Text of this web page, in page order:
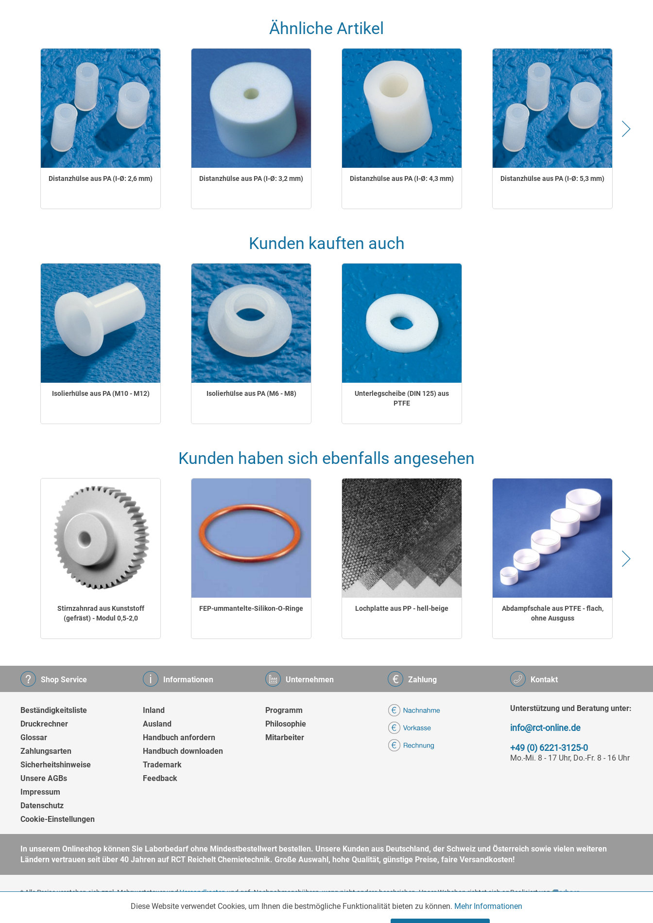
Ähnliche Artikel
Distanzhülse aus PA (I-Ø: 2,6 mm) Distanzhülse aus PA (I-Ø: 3,2 mm) Distanzhülse aus PA (I-Ø: 4,3 mm) Distanzhülse aus PA (I-Ø: 5,3 mm)
Kunden kauften auch
Isolierhülse aus PA (M10 - M12) Isolierhülse aus PA (M6 - M8)
Unterlegscheibe (DIN 125) aus
PTFE
Kunden haben sich ebenfalls angesehen
Stirnzahnrad aus Kunststoff
(gefräst) - Modul 0,5-2,0
FEP-ummantelte-Silikon-O-Ringe Lochplatte aus PP - hell-beige
Abdampfschale aus PTFE - flach,
ohne Ausguss
Kontakt
Unterstützung und Beratung unter:
info@rct-online.de
+49 (0) 6221-3125-0
Mo.-Mi. 8 - 17 Uhr, Do.-Fr. 8 - 16 Uhr
Shop Service
Beständigkeitsliste
Druckrechner
Glossar
Zahlungsarten
Sicherheitshinweise
Unsere AGBs
Impressum
Datenschutz
Cookie-Einstellungen
Informationen
Inland
Ausland
Handbuch anfordern
Handbuch downloaden
Trademark
Feedback
Unternehmen
Programm
Philosophie
Mitarbeiter
Zahlung
In unserem Onlineshop können Sie Laborbedarf ohne Mindestbestellwert bestellen. Unsere Kunden aus Deutschland, der Schweiz und Österreich sowie vielen weiteren
Ländern vertrauen seit über 40 Jahren auf RCT Reichelt Chemietechnik. Große Auswahl, hohe Qualität, günstige Preise, faire Versandkosten!
* Alle Preise verstehen sich zzgl. Mehrwertsteuer undVersandkostenund ggf. Nachnahmegebühren, wenn nicht anders beschrieben. Unser Webshop richtet sich an
Unternehmer, öffentliche Institute und andere gewerbliche Kunden im Sinne des § 14 BGB. Kein Verkauf an Verbraucher im Sinne des § 13 BGB. Bitte beachten Sie
für weitere Informationen.
Realisiert von
Diese Website verwendet Cookies, um Ihnen die bestmögliche Funktionalität bieten zu können. Mehr Informationen